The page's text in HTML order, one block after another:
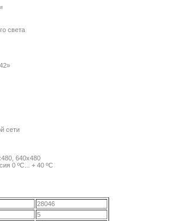
света
сети
640x480
0 ºС... + 40 ºС
28046
5